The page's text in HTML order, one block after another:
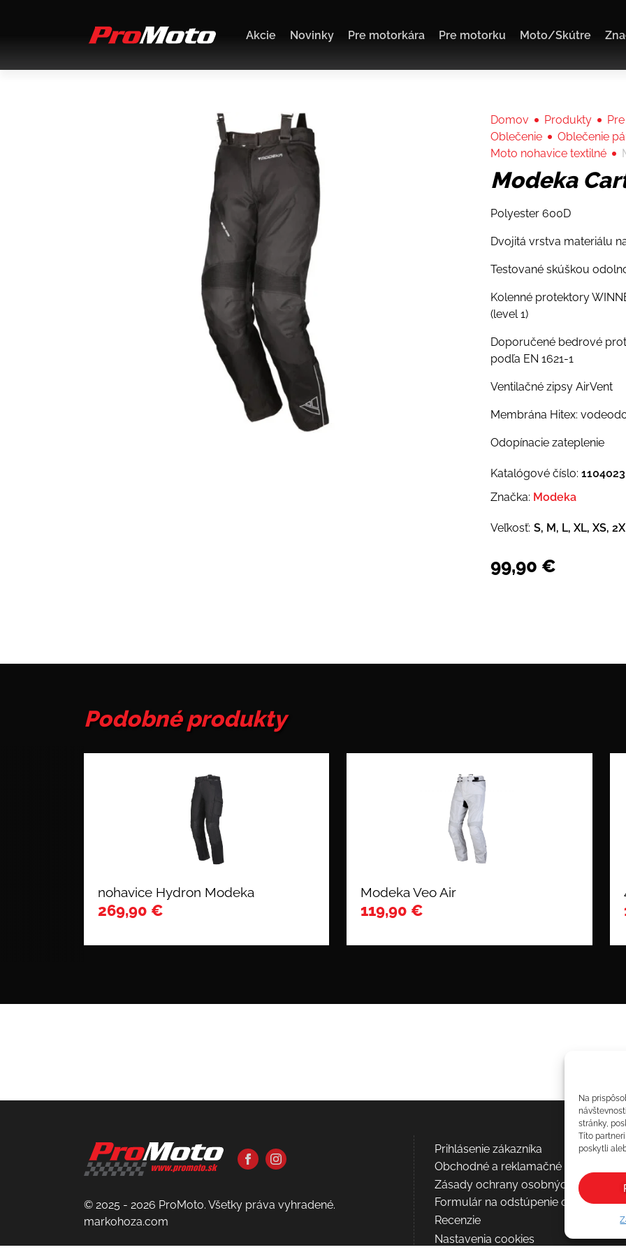
Na
stránky,
Títo
poskytli
Akcie Novinky Pre motorkára Pre motorku Moto/Skútre
Domov Produkty
Oblečenie
Oblečenie
Moto nohavice textilné
Modeka
Polyester 600D
Dvojitá vrstva materiálu
Testované skúškou
Kolenné protektory
(level 1)
Doporučené bedrové
podľa EN 1621-1
Ventilačné zipsy AirVent
Membrána Hitex:
Odopínacie zateplenie
Katalógové číslo: 1104023
Značka: Modeka
Veľkosť: S, M, L, XL, XS,
99,90 €
Podobné produkty
nohavice Hydron Modeka
269,90 €
Modeka Veo Air
119,90 €
© 2025 - 2026 ProMoto. Všetky práva vyhradené.
markohoza.com
Prihlásenie zákazníka
Obchodné a reklamačné podmienky
Zásady ochrany osobných údajov
Formulár na odstúpenie od zmluvy
Recenzie
Nastavenia cookies